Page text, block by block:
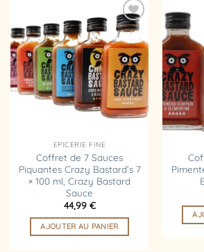
Ajouter
à la
liste
d’envies
EPICERIE FINE
Coffret de 7 Sauces
Piquantes Crazy Bastard’s 7
× 100 ml, Crazy Bastard
Sauce
44,99 €
AJOUTER AU PANIER